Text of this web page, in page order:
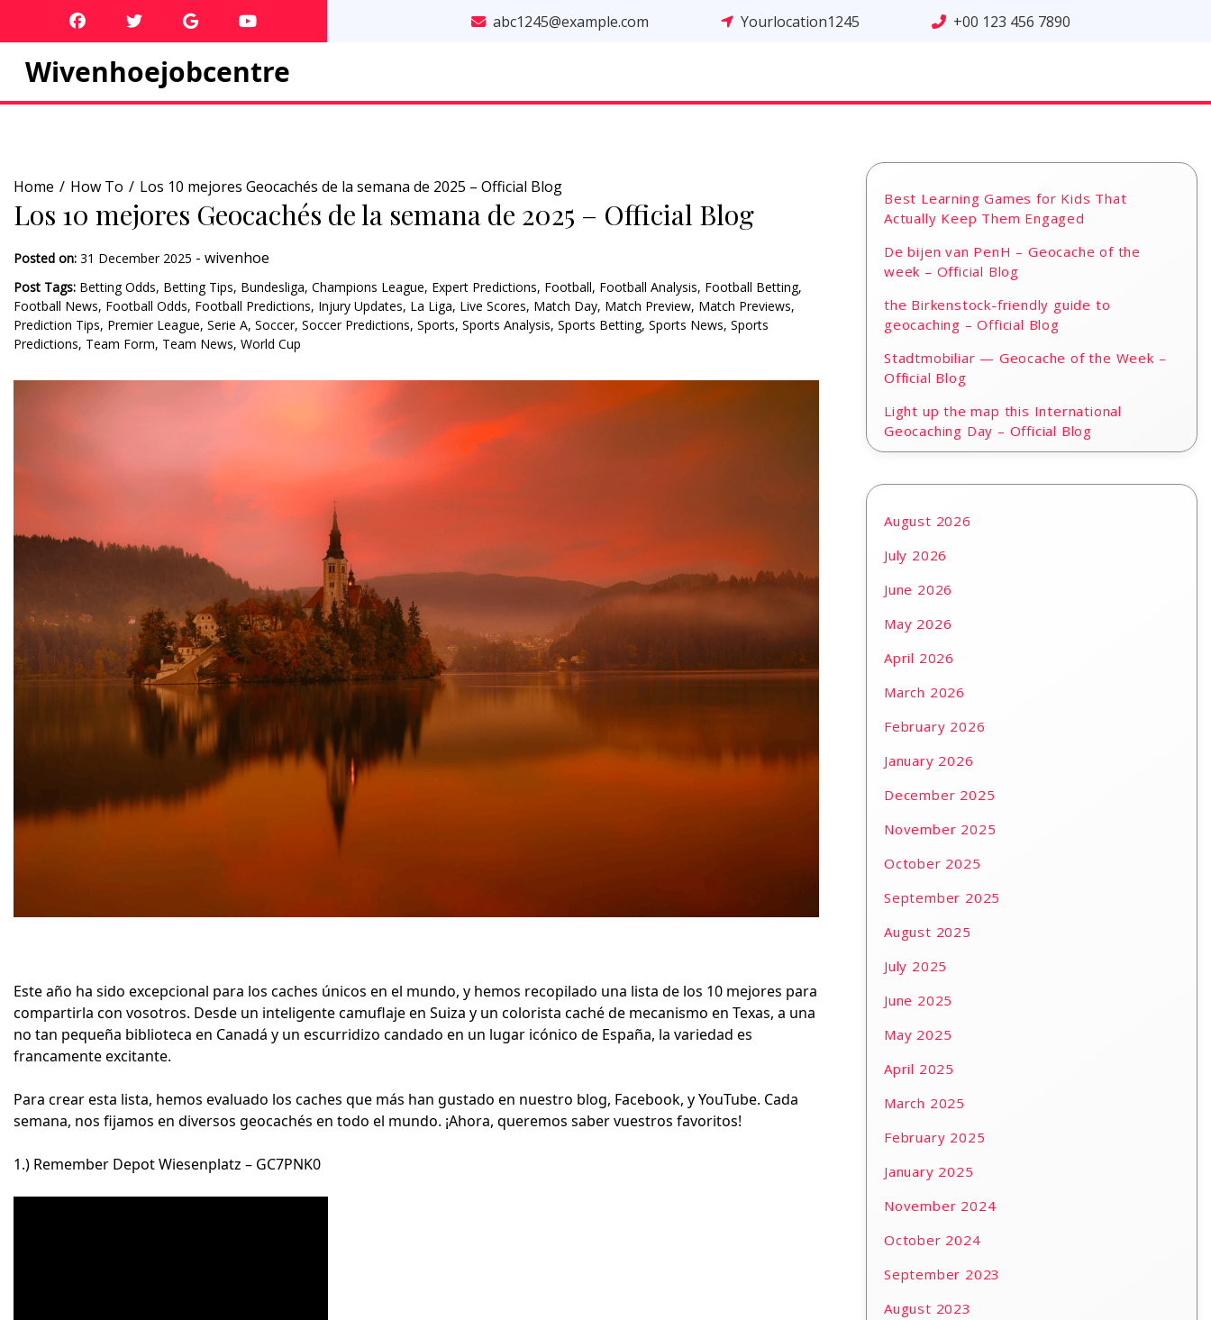
abc1245@example.com Yourlocation1245 +00 123 456 7890
Wivenhoejobcentre
Home How To Los 10 mejores Geocachés de la semana de 2025 – Official Blog
Los 10 mejores Geocachés de la semana de 2025 – Official Blog
Posted on: 31 December 2025 - wivenhoe
Post Tags: Betting Odds, Betting Tips, Bundesliga, Champions League, Expert Predictions, Football, Football Analysis, Football Betting,
Football News, Football Odds, Football Predictions, Injury Updates, La Liga, Live Scores, Match Day, Match Preview, Match Previews,
Prediction Tips, Premier League, Serie A, Soccer, Soccer Predictions, Sports, Sports Analysis, Sports Betting, Sports News, Sports
Predictions, Team Form, Team News, World Cup
Este año ha sido excepcional para los caches únicos en el mundo, y hemos recopilado una lista de los 10 mejores para
compartirla con vosotros. Desde un inteligente camuflaje en Suiza y un colorista caché de mecanismo en Texas, a una
no tan pequeña biblioteca en Canadá y un escurridizo candado en un lugar icónico de España, la variedad es
francamente excitante.
Para crear esta lista, hemos evaluado los caches que más han gustado en nuestro blog, Facebook, y YouTube. Cada
semana, nos fijamos en diversos geocachés en todo el mundo. ¡Ahora, queremos saber vuestros favoritos!
1.) Remember Depot Wiesenplatz – GC7PNK0
Best Learning Games for Kids That
Actually Keep Them Engaged
De bijen van PenH – Geocache of the
week – Official Blog
the Birkenstock-friendly guide to
geocaching – Official Blog
Stadtmobiliar — Geocache of the Week –
Official Blog
Light up the map this International
Geocaching Day – Official Blog
August 2026
July 2026
June 2026
May 2026
April 2026
March 2026
February 2026
January 2026
December 2025
November 2025
October 2025
September 2025
August 2025
July 2025
June 2025
May 2025
April 2025
March 2025
February 2025
January 2025
November 2024
October 2024
September 2023
August 2023